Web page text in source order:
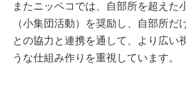
またニッペコでは、自部所を超えた
（小集団活動）を奨励し、自部所だ
との協力と連携を通して、より広い
うな仕組み作りを重視しています。